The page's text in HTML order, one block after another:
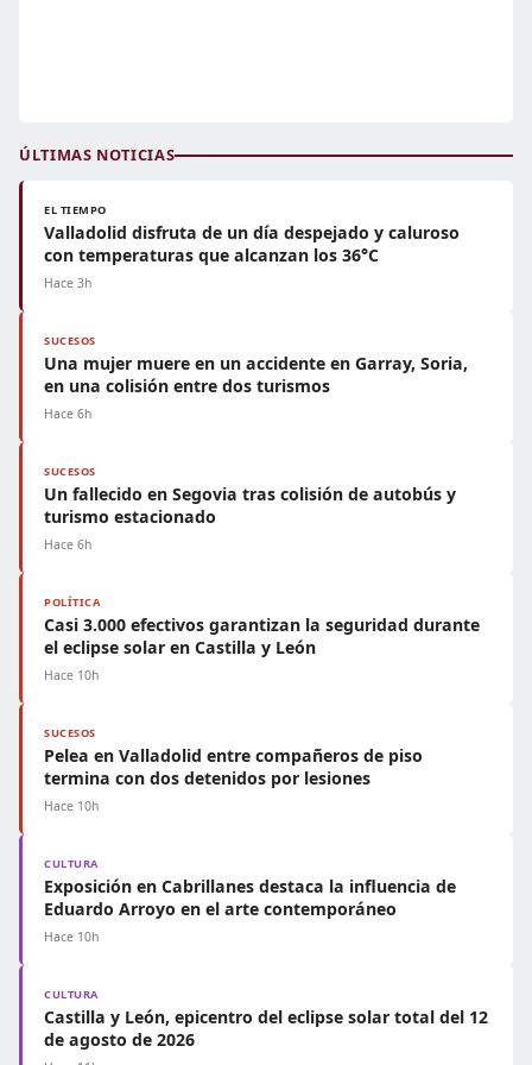
ÚLTIMAS NOTICIAS
EL TIEMPO
Valladolid disfruta de un día despejado y caluroso
con temperaturas que alcanzan los 36°C
Hace 3h
SUCESOS
Una mujer muere en un accidente en Garray, Soria,
en una colisión entre dos turismos
Hace 6h
SUCESOS
Un fallecido en Segovia tras colisión de autobús y
turismo estacionado
Hace 6h
POLÍTICA
Casi 3.000 efectivos garantizan la seguridad durante
el eclipse solar en Castilla y León
Hace 10h
SUCESOS
Pelea en Valladolid entre compañeros de piso
termina con dos detenidos por lesiones
Hace 10h
CULTURA
Exposición en Cabrillanes destaca la influencia de
Eduardo Arroyo en el arte contemporáneo
Hace 10h
CULTURA
Castilla y León, epicentro del eclipse solar total del 12
de agosto de 2026